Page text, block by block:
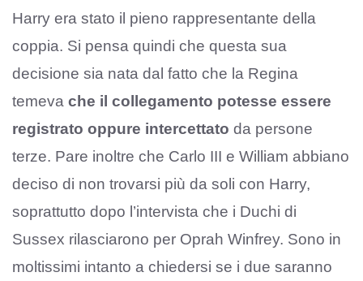
Harry era stato il pieno rappresentante della
coppia. Si pensa quindi che questa sua
decisione sia nata dal fatto che la Regina
temeva che il collegamento potesse essere
registrato oppure intercettato da persone
terze. Pare inoltre che Carlo III e William abbiano
deciso di non trovarsi più da soli con Harry,
soprattutto dopo l’intervista che i Duchi di
Sussex rilasciarono per Oprah Winfrey. Sono in
moltissimi intanto a chiedersi se i due saranno